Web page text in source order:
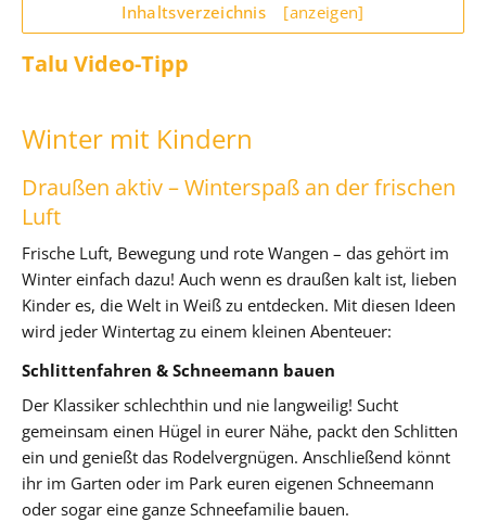
Inhaltsverzeichnis [anzeigen]
Talu Video-Tipp
Winter mit Kindern
Draußen aktiv – Winterspaß an der frischen
Luft
Frische Luft, Bewegung und rote Wangen – das gehört im
Winter einfach dazu! Auch wenn es draußen kalt ist, lieben
Kinder es, die Welt in Weiß zu entdecken. Mit diesen Ideen
wird jeder Wintertag zu einem kleinen Abenteuer:
Schlittenfahren & Schneemann bauen
Der Klassiker schlechthin und nie langweilig! Sucht
gemeinsam einen Hügel in eurer Nähe, packt den Schlitten
ein und genießt das Rodelvergnügen. Anschließend könnt
ihr im Garten oder im Park euren eigenen Schneemann
oder sogar eine ganze Schneefamilie bauen.